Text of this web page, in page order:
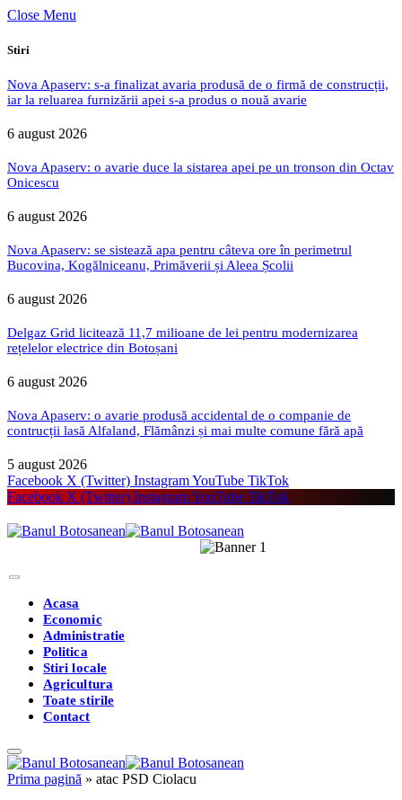
Close Menu
Stiri
Nova Apaserv: s-a finalizat avaria produsă de o firmă de construcții,
iar la reluarea furnizării apei s-a produs o nouă avarie
6 august 2026
Nova Apaserv: o avarie duce la sistarea apei pe un tronson din Octav
Onicescu
6 august 2026
Nova Apaserv: se sistează apa pentru câteva ore în perimetrul
Bucovina, Kogălniceanu, Primăverii și Aleea Școlii
6 august 2026
Delgaz Grid licitează 11,7 milioane de lei pentru modernizarea
rețelelor electrice din Botoșani
6 august 2026
Nova Apaserv: o avarie produsă accidental de o companie de
contrucții lasă Alfaland, Flămânzi și mai multe comune fără apă
5 august 2026
Facebook X (Twitter) InstagramYouTube TikTok
Facebook X (Twitter) InstagramYouTube TikTok
Acasa
Economic
Administratie
Politica
Stiri locale
Agricultura
Toate stirile
Contact
Prima pagină » atac PSD Ciolacu